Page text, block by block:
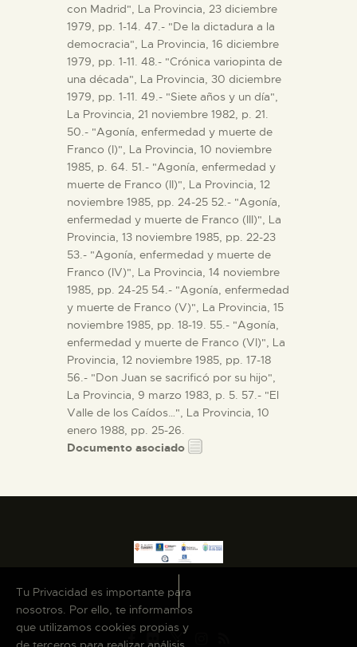
con Madrid", La Provincia, 23 diciembre
1979, pp. 1-14. 47.- "De la dictadura a la
democracia", La Provincia, 16 diciembre
1979, pp. 1-11. 48.- "Crónica variopinta de
una década", La Provincia, 30 diciembre
1979, pp. 1-11. 49.- "Siete años y un día",
La Provincia, 21 noviembre 1982, p. 21.
50.- "Agonía, enfermedad y muerte de
Franco (I)", La Provincia, 10 noviembre
1985, p. 64. 51.- "Agonía, enfermedad y
muerte de Franco (II)", La Provincia, 12
noviembre 1985, pp. 24-25 52.- "Agonía,
enfermedad y muerte de Franco (III)", La
Provincia, 13 noviembre 1985, pp. 22-23
53.- "Agonía, enfermedad y muerte de
Franco (IV)", La Provincia, 14 noviembre
1985, pp. 24-25 54.- "Agonía, enfermedad
y muerte de Franco (V)", La Provincia, 15
noviembre 1985, pp. 18-19. 55.- "Agonía,
enfermedad y muerte de Franco (VI)", La
Provincia, 12 noviembre 1985, pp. 17-18
56.- "Don Juan se sacrificó por su hijo",
La Provincia, 9 marzo 1983, p. 5. 57.- "El
Valle de los Caídos…", La Provincia, 10
enero 1988, pp. 25-26.
Documento asociado
Tu Privacidad es importante para
nosotros. Por ello, te informamos
que utilizamos cookies propias y